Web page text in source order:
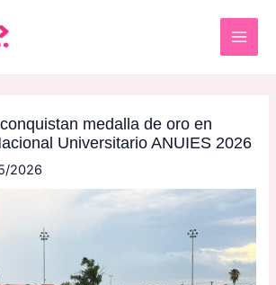
medalla de oro en
Universitario ANUIES 2026
2026